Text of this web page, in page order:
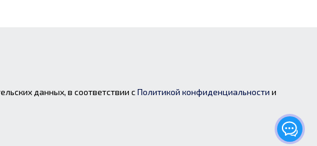
данных, в соответствии сПолитикой конфиденциальности и